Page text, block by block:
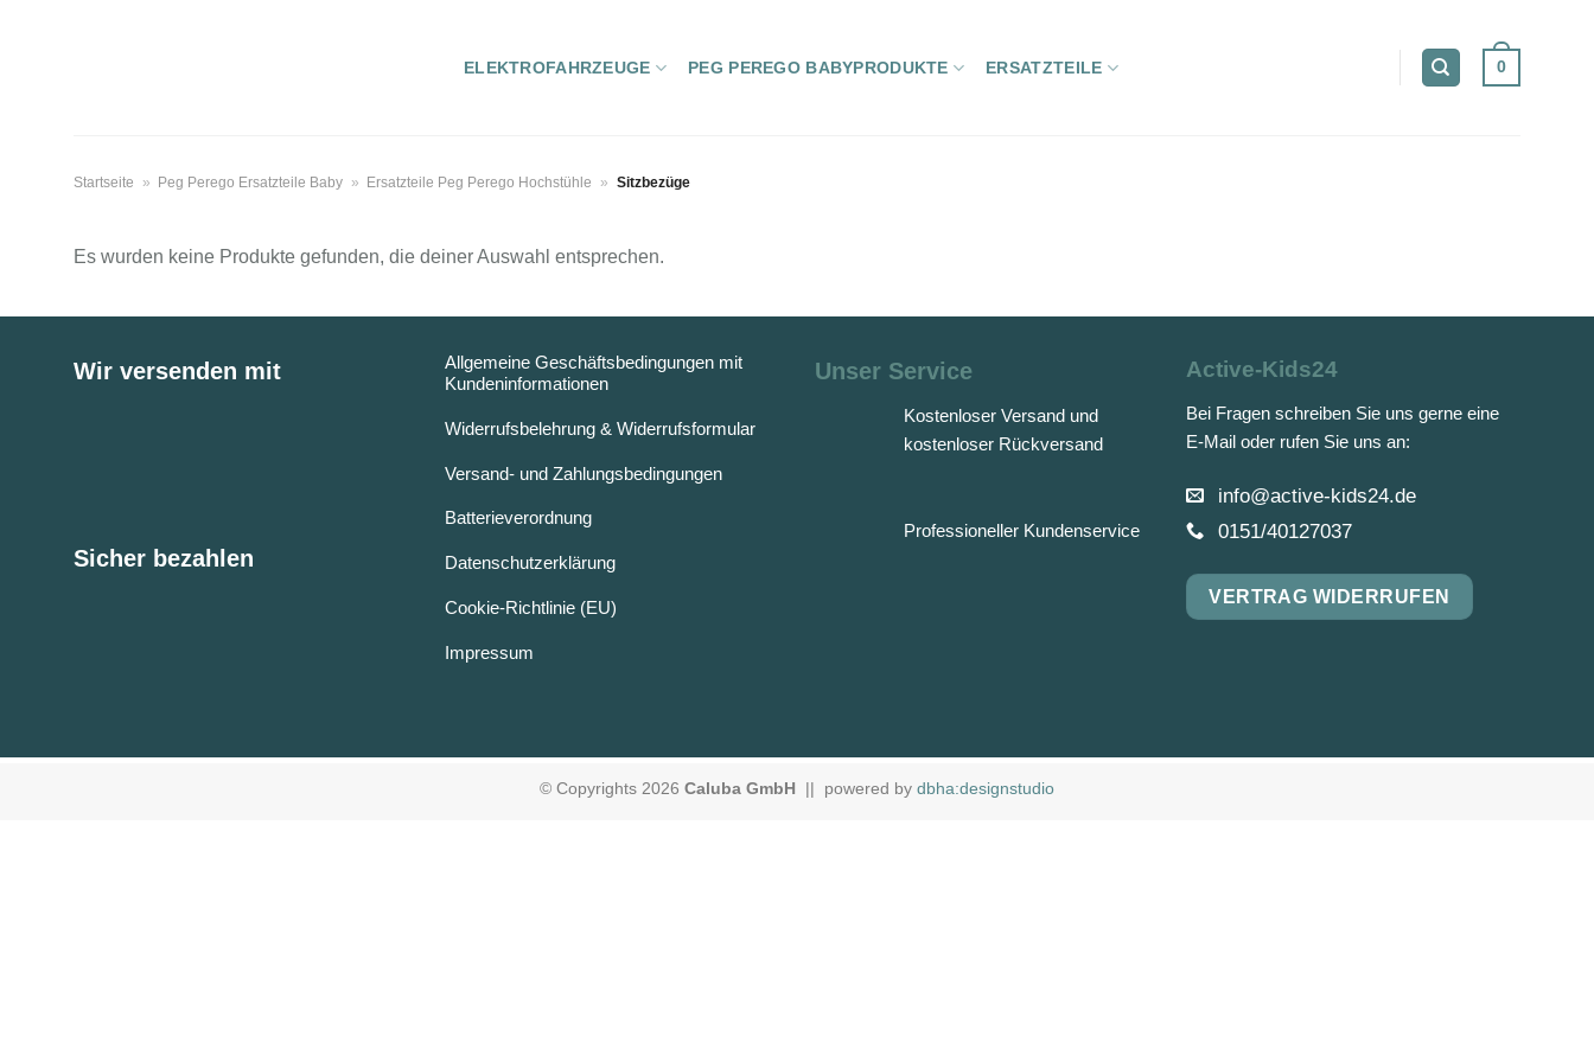
ELEKTROFAHRZEUGE PEG PEREGO BABYPRODUKTE ERSATZTEILE 0
Startseite » Peg Perego Ersatzteile Baby » Ersatzteile Peg Perego Hochstühle » Sitzbezüge
Es wurden keine Produkte gefunden, die deiner Auswahl entsprechen.
Wir versenden mit
Sicher bezahlen
Allgemeine Geschäftsbedingungen mit
Kundeninformationen
Widerrufsbelehrung & Widerrufsformular
Versand- und Zahlungsbedingungen
Batterieverordnung
Datenschutzerklärung
Cookie-Richtlinie (EU)
Impressum
Unser Service
Kostenloser Versand und
kostenloser Rückversand
Professioneller Kundenservice
Active-Kids24
Bei Fragen schreiben Sie uns gerne eine
E-Mail oder rufen Sie uns an:
info@active-kids24.de
0151/40127037
VERTRAG WIDERRUFEN
© Copyrights 2026 Caluba GmbH || powered by dbha:designstudio